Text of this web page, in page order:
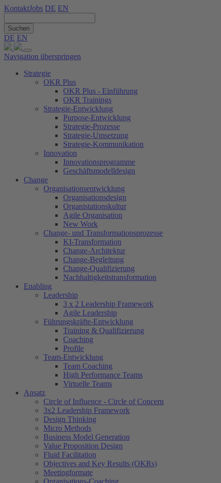
KontaktJobs DE EN
Suchen
DE EN
Navigation überspringen
Strategie
OKR Plus
OKR Plus - Einführung
OKR Trainings
Strategie-Entwicklung
Purpose-Entwicklung
Strategie-Prozesse
Strategie-Umsetzung
Strategie-Kommunikation
Innovation
Innovationsprogramme
Geschäftsmodelldesign
Change
Organisationsentwicklung
Organisationsdesign
Organistationskultur
Agile Organisation
New Work
Change- und Transformationsprozesse
KI-Transformation
Change-Architektur
Change-Begleitung
Change-Qualifizierung
Nachhaltigkeitstransformation
Enabling
Leadership
3 x 2 Leadership Framework
Agile Leadership
Führungskräfte-Entwicklung
Training & Qualifizierung
Coaching
Profile
Team-Entwicklung
Team Coaching
High Performance Teams
Virtuelle Teams
Ansatz
Circle of Influence - Circle of Concern
3x2 Leadership Framework
Design Thinking
Micro Methods
Business Model Generation
Value Proposition Design
Fluid Facilitation
Objectives and Key Results (OKRs)
Meetingformate
Organisations-Coaching